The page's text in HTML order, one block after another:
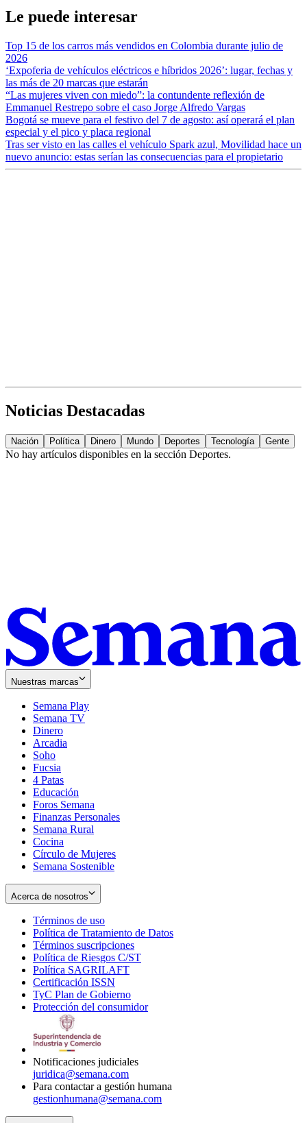
Le puede interesar
Top 15 de los carros más vendidos en Colombia durante julio de
2026
‘Expoferia de vehículos eléctricos e híbridos 2026’: lugar, fechas y
las más de 20 marcas que estarán
“Las mujeres viven con miedo”: la contundente reflexión de
Emmanuel Restrepo sobre el caso Jorge Alfredo Vargas
Bogotá se mueve para el festivo del 7 de agosto: así operará el plan
especial y el pico y placa regional
Tras ser visto en las calles el vehículo Spark azul, Movilidad hace un
nuevo anuncio: estas serían las consecuencias para el propietario
Noticias Destacadas
Nación Política Dinero Mundo Deportes Tecnología Gente
No hay artículos disponibles en la sección Deportes.
Nuestras marcas
Semana Play
Semana TV
Dinero
Arcadia
Soho
in
new
window
Fucsia
in
new
window
4 Patas
Educación
Foros Semana
Finanzas Personales
Semana Rural
Cocina
Círculo de Mujeres
Semana Sostenible
Acerca de nosotros
Términos de uso
in
new
window
Política de Tratamiento de Datos
Términos suscripciones
in
Política de Riesgos C/ST
Política SAGRILAFT
new
window
Certificación ISSN
in
new
TyC Plan de Gobierno
in
Protección del consumidorOpens
Notificaciones judiciales
juridica@semana.com
Para contactar a gestión humana
gestionhumana@semana.com